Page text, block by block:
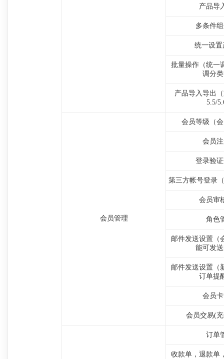
产品导
多条件
统一设置
批量操作（统一
调分
产品导入导出
5.5/
会员管理
会员等级（
会员
登录验
第三方帐号登录
会员审
角色
邮件发送设置（
能可发
邮件发送设置（
订单提
会员
会员交易(
订单
收款单，退款单